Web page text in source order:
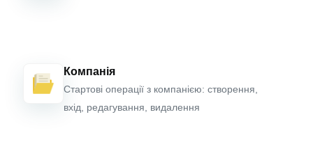
Компанія
Стартові операції з компанією: створення,
вхід, редагування, видалення